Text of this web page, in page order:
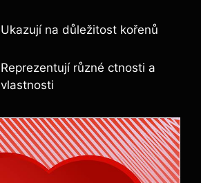
Ukazují na důležitost kořenů
Reprezentují různé ctnosti a
vlastnosti